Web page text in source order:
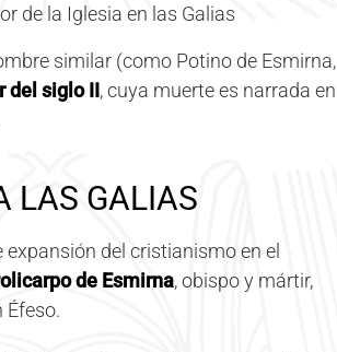
de la Iglesia en las Galias
similar (como Potino de Esmirna,
del siglo II, cuya muerte es narrada en
LAS GALIAS
expansión del cristianismo en el
de Esmirna, obispo y mártir,
Éfeso.